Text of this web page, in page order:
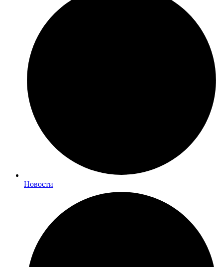
Новости